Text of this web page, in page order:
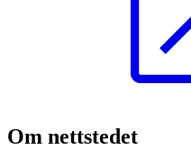
Om nettstedet